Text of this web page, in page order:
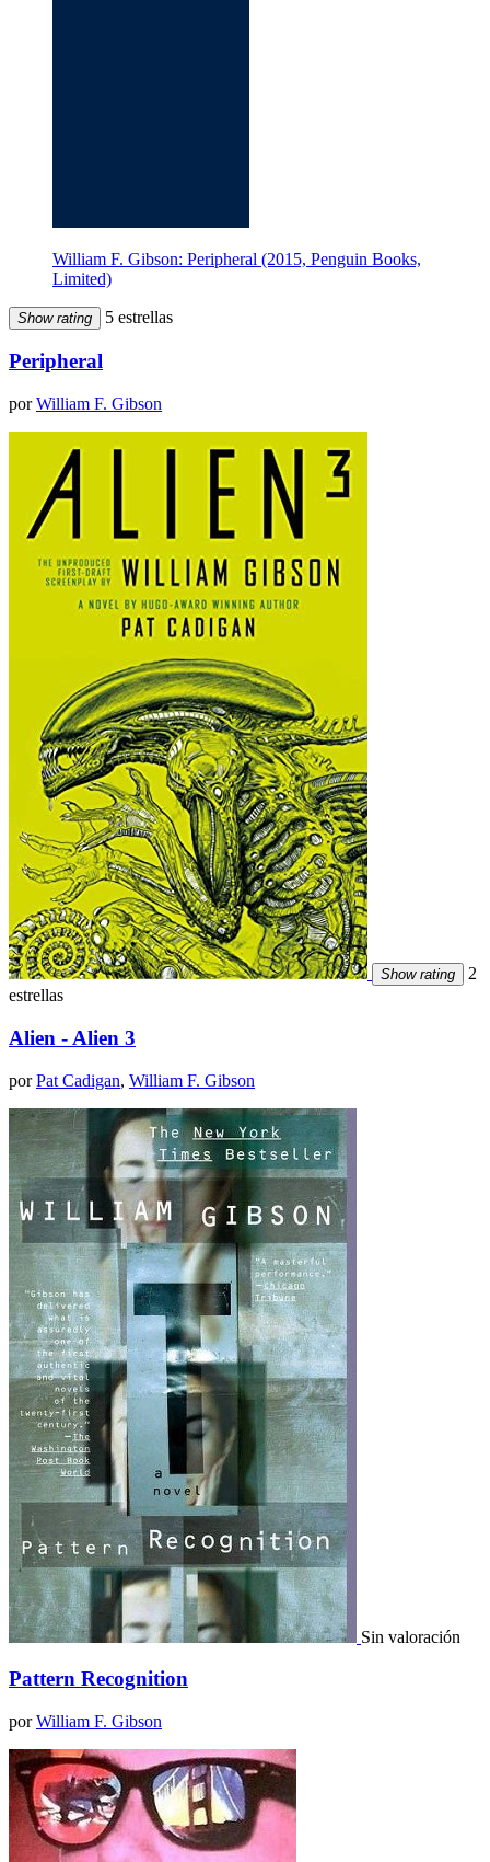
William F. Gibson: Peripheral (2015, Penguin Books,
Limited)
Show rating 5 estrellas
Peripheral
porWilliam F. Gibson
Show rating
2
estrellas
Alien - Alien 3
porPat Cadigan, William F. Gibson
Sin valoración
Pattern Recognition
porWilliam F. Gibson